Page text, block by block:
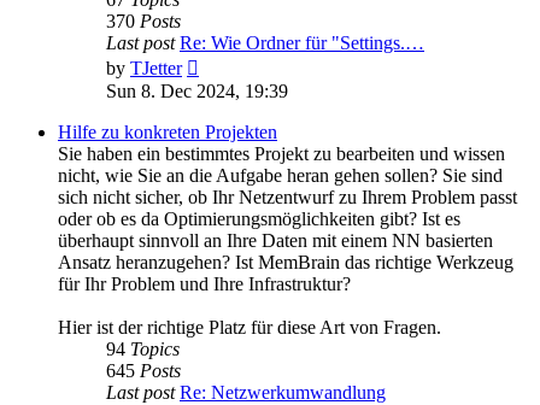
370 Posts
Last post Re: Wie Ordner für "Settings.…
by TJetter
the
post
Sun 8. Dec 2024, 19:39
Hilfe zu konkreten Projekten
Sie haben ein bestimmtes Projekt zu bearbeiten und wissen
nicht, wie Sie an die Aufgabe heran gehen sollen? Sie sind
sich nicht sicher, ob Ihr Netzentwurf zu Ihrem Problem passt
oder ob es da Optimierungsmöglichkeiten gibt? Ist es
überhaupt sinnvoll an Ihre Daten mit einem NN basierten
Ansatz heranzugehen? Ist MemBrain das richtige Werkzeug
für Ihr Problem und Ihre Infrastruktur?
Hier ist der richtige Platz für diese Art von Fragen.
94 Topics
645 Posts
Last post Re: Netzwerkumwandlung